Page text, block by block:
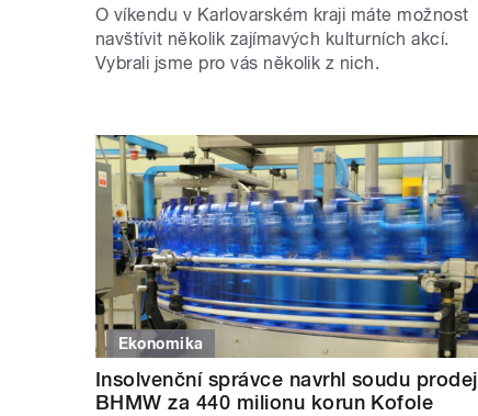
O víkendu v Karlovarském kraji máte možnost
navštívit několik zajímavých kulturních akcí.
Vybrali jsme pro vás několik z nich.
Ekonomika
Insolvenční správce navrhl soudu prodej
BHMW za 440 milionu korun Kofole